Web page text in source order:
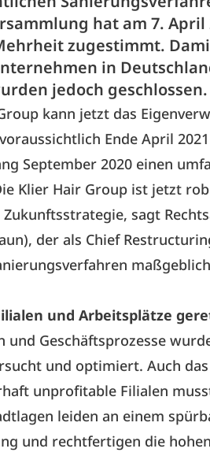
hat am 7. April
zugestimmt.
in
jedoch geschlossen.
kann jetzt das
Ende April
September 2020 einen
Klier Hair Group ist jetzt
sagt
der als Chief
und Arbeitsplätze
und Geschäftsprozesse
und optimiert. Auch
unprofitable Filialen
leiden an einem
und rechtfertigen die